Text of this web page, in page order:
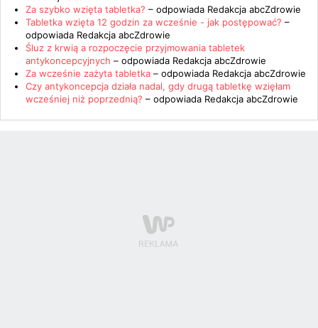
Za szybko wzięta tabletka? – odpowiada Redakcja abcZdrowie
Tabletka wzięta 12 godzin za wcześnie - jak postępować? –
odpowiada Redakcja abcZdrowie
Śluz z krwią a rozpoczęcie przyjmowania tabletek
antykoncepcyjnych – odpowiada Redakcja abcZdrowie
Za wcześnie zażyta tabletka – odpowiada Redakcja abcZdrowie
Czy antykoncepcja działa nadal, gdy drugą tabletkę wzięłam
wcześniej niż poprzednią? – odpowiada Redakcja abcZdrowie